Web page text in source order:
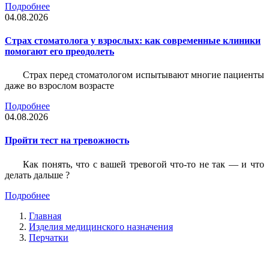
Подробнее
04.08.2026
Страх стоматолога у взрослых: как современные клиники
помогают его преодолеть
Страх перед стоматологом испытывают многие пациенты
даже во взрослом возрасте
Подробнее
04.08.2026
Пройти тест на тревожность
Как понять, что с вашей тревогой что-то не так — и что
делать дальше ?
Подробнее
Главная
Изделия медицинского назначения
Перчатки